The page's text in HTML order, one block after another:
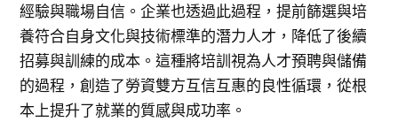
經驗與職場自信。企業也透過此過程，提前篩選與培
養符合自身文化與技術標準的潛力人才，降低了後續
招募與訓練的成本。這種將培訓視為人才預聘與儲備
的過程，創造了勞資雙方互信互惠的良性循環，從根
本上提升了就業的質感與成功率。